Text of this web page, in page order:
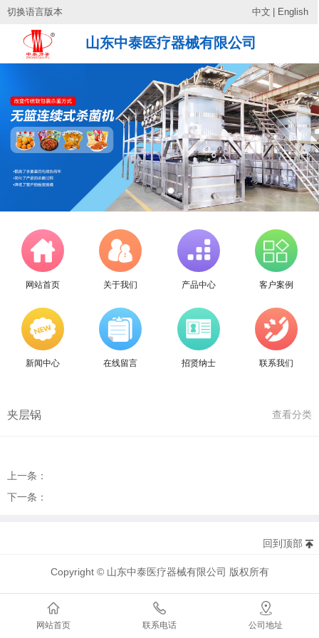
切换语言版本 中文 English
山东中泰医疗器械有限公司
网站首页 关于我们 产品中心 客户案例
新闻中心 在线留言 招贤纳士 联系我们
夹层锅 查看分类
上一条：
下一条：
网站首页 联系电话 公司地址
回到顶部
Copyright © 山东中泰医疗器械有限公司 版权所有